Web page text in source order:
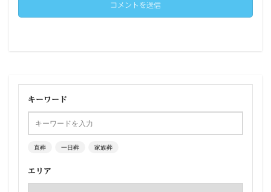
キーワード
直葬 一日葬 家族葬
エリア